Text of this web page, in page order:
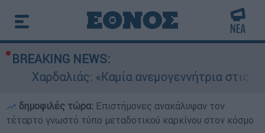
BREAKING NEWS:
Χαρδαλιάς: «Καμία ανεμογεννήτρια στις
δημοφιλές τώρα: Επιστήμονες ανακάλυψαν τον
τέταρτο γνωστό τύπο μεταδοτικού καρκίνου στον κόσμο